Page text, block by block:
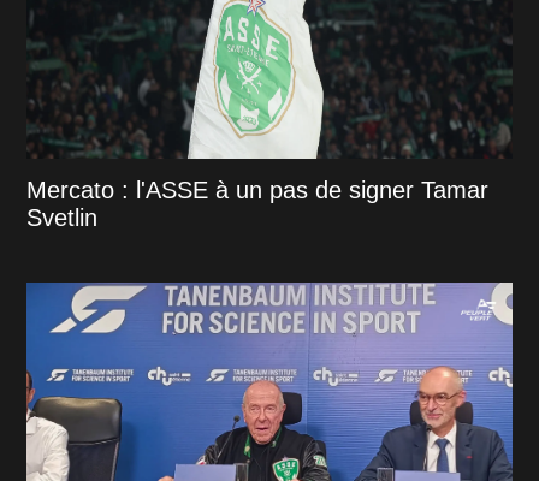
Mercato : l'ASSE à un pas de signer Tamar
Svetlin